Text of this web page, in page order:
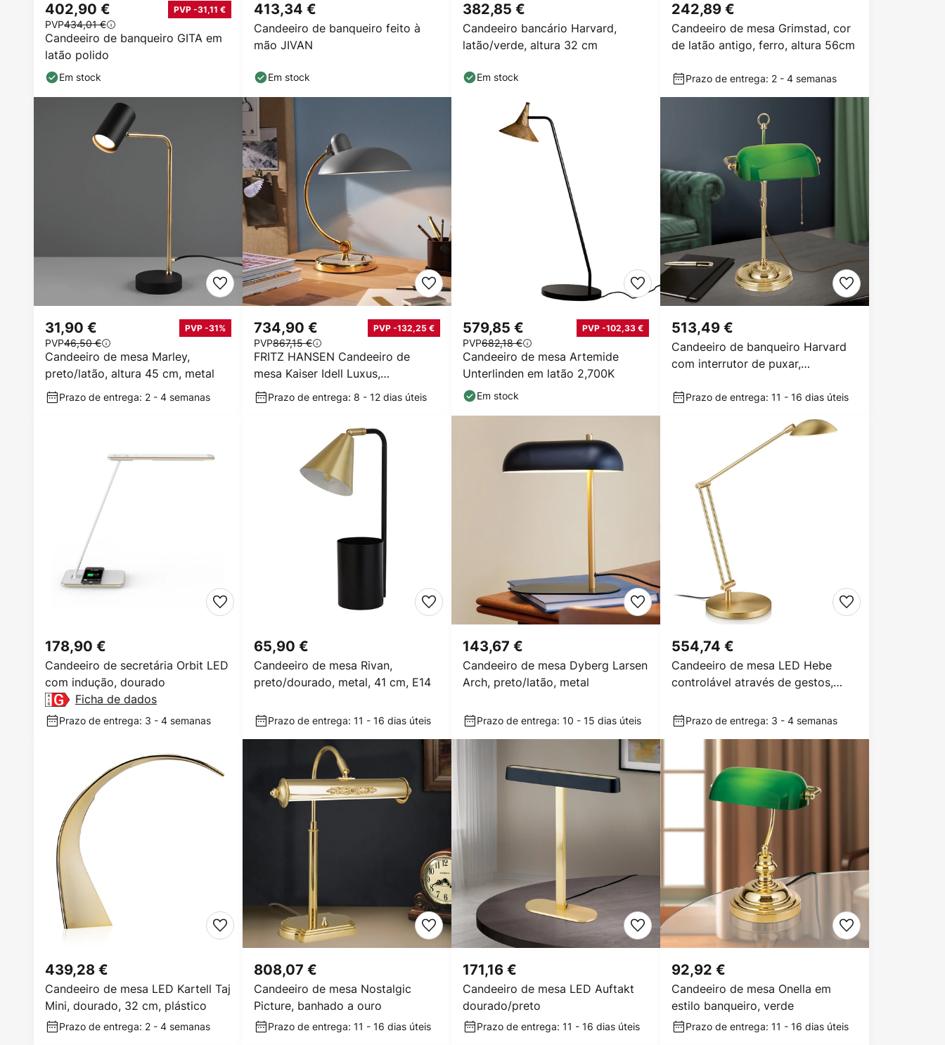
Candeeiro de banqueiro GITA em
latão polido
402,90 € PVP -31,11 €
PVP434,01 €
Em stock
Candeeiro de banqueiro feito à
mão JIVAN
413,34 €
Em stock
Candeeiro bancário Harvard,
latão/verde, altura 32 cm
382,85 €
Em stock
Candeeiro de mesa Grimstad, cor
de latão antigo, ferro, altura 56cm
242,89 €
Prazo de entrega: 2 - 4 semanas
Candeeiro de mesa Marley,
preto/latão, altura 45 cm, metal
31,90 € PVP -31%
PVP46,50 €
Prazo de entrega: 2 - 4 semanas
FRITZ HANSEN Candeeiro de
mesa Kaiser Idell Luxus,
cinzento/messi
734,90 € PVP -132,25 €
PVP867,15 €
Prazo de entrega: 8 - 12 dias úteis
Candeeiro de mesa Artemide
Unterlinden em latão 2,700K
579,85 € PVP -102,33 €
PVP682,18 €
Em stock
Candeeiro de banqueiro Harvard
com interrutor de puxar,
513,49 €
Prazo de entrega: 11 - 16 dias úteis
Candeeiro de secretária Orbit LED
com indução, dourado
178,90 €
Ficha de dados
Prazo de entrega: 3 - 4 semanas
Candeeiro de mesa Rivan,
preto/dourado, metal, 41 cm, E14
65,90 €
Prazo de entrega: 11 - 16 dias úteis
Candeeiro de mesa Dyberg Larsen
Arch, preto/latão, metal
143,67 €
Prazo de entrega: 10 - 15 dias úteis
Candeeiro de mesa LED Hebe
controlável através de gestos,
554,74 €
Prazo de entrega: 3 - 4 semanas
Candeeiro de mesa LED Kartell Taj
Mini, dourado, 32 cm, plástico
439,28 €
Prazo de entrega: 2 - 4 semanas
Candeeiro de mesa Nostalgic
Picture, banhado a ouro
808,07 €
Prazo de entrega: 11 - 16 dias úteis
Candeeiro de mesa LED Auftakt
dourado/preto
171,16 €
Prazo de entrega: 11 - 16 dias úteis
Candeeiro de mesa Onella em
estilo banqueiro, verde
92,92 €
Prazo de entrega: 11 - 16 dias úteis